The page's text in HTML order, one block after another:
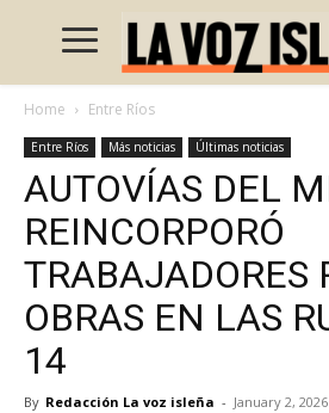
Home Entre Ríos
Entre Ríos Más noticias Últimas noticias
AUTOVÍAS DEL
REINCORPORÓ
TRABAJADORES
OBRAS EN LAS
14
By Redacción La voz isleña - January 2, 2026